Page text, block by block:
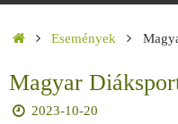
HomeEsemények
Magyar
2023-10-20